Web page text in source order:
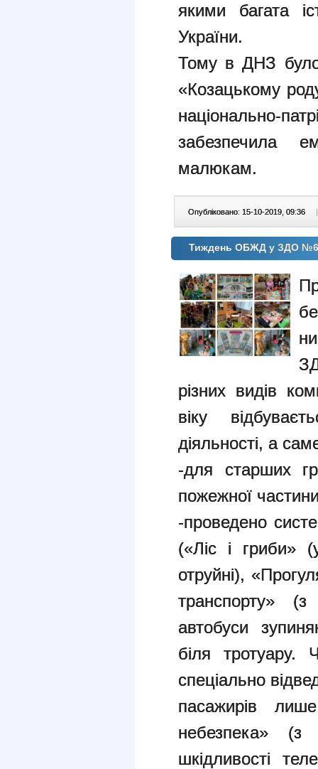
якими багата
України.
Тому в ДНЗ було
«Козацькому
національно-
забезпечила
малюкам.
Опубліковано: 15-10-2019, 09:36 |
Тиждень ОБЖД у ЗДО
різних видів
віку
діяльності, а
-для старших
пожежної
-проведено
(«Ліс і гриби»
отруйні),
транспорту»
автобуси
біля тротуару.
спеціально
пасажирів
небезпека»
шкідливості